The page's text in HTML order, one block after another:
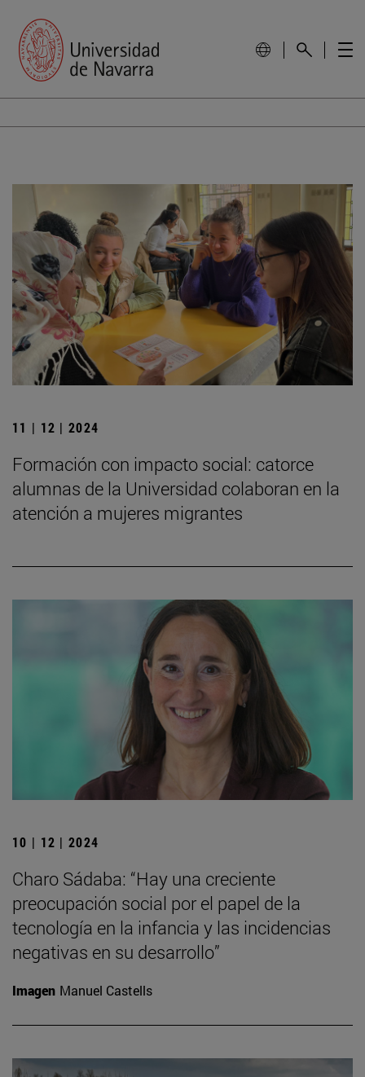
11 | 12 | 2024
Formación con impacto social: catorce
alumnas de la Universidad colaboran en la
atención a mujeres migrantes
10 | 12 | 2024
Charo Sádaba: “Hay una creciente
preocupación social por el papel de la
tecnología en la infancia y las incidencias
negativas en su desarrollo”
Imagen Manuel Castells